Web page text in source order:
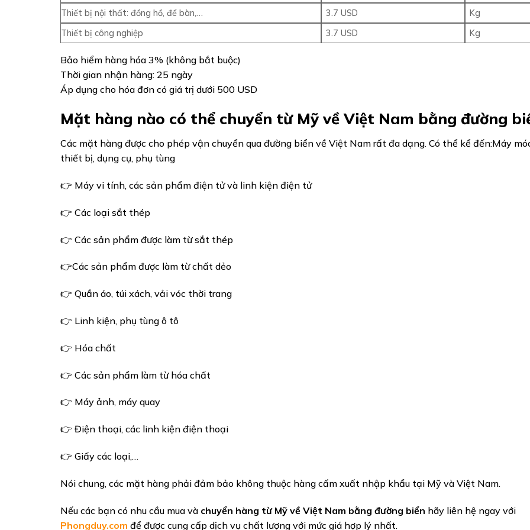
Thiết bị nội thất: đồng hồ, để bàn,… 3.7 USD
Kg
Thiết bị công nghiệp
3.7 USD Kg
Bảo hiểm hàng hóa 3% (không bắt buộc)
Thời gian nhận hàng: 25 ngày
Áp dụng cho hóa đơn có giá trị dưới 500 USD
Mặt hàng nào có thể chuyển từ Mỹ về Việt Nam bằng đường
Các mặt hàng được cho phép vận chuyển qua đường biển về Việt Nam rất đa dạng. Có thể kể đến:Máy
thiết bị, dụng cụ, phụ tùng
👉 Máy vi tính, các sản phẩm điện tử và linh kiện điện tử
👉 Các loại sắt thép
👉 Các sản phẩm được làm từ sắt thép
👉Các sản phẩm được làm từ chất dẻo
👉 Quần áo, túi xách, vải vóc thời trang
👉 Linh kiện, phụ tùng ô tô
👉 Hóa chất
👉 Các sản phẩm làm từ hóa chất
👉 Máy ảnh, máy quay
👉 Điện thoại, các linh kiện điện thoại
👉 Giấy các loại,…
Nói chung, các mặt hàng phải đảm bảo không thuộc hàng cấm xuất nhập khẩu tại Mỹ và Việt Nam.
Nếu các bạn có nhu cầu mua và chuyển hàng từ Mỹ về Việt Nam bằng đường biển hãy liên hệ ngay với
Phongduy.com để được cung cấp dịch vụ chất lượng với mức giá hợp lý nhất.